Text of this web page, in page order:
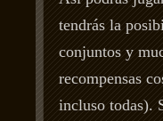
tendrás la
conjuntos y
recompensas
incluso todas).